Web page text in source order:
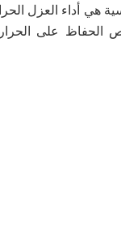
هي أداء العزل